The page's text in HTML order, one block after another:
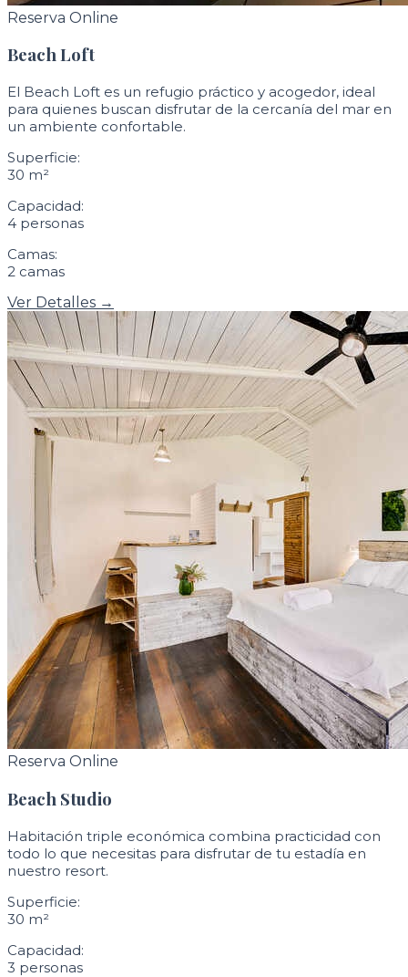
Reserva Online
Beach Loft
El Beach Loft es un refugio práctico y acogedor, ideal
para quienes buscan disfrutar de la cercanía del mar en
un ambiente confortable.
Superficie:
30 m²
Capacidad:
4 personas
Camas:
2 camas
Ver Detalles →
Reserva Online
Beach Studio
Habitación triple económica combina practicidad con
todo lo que necesitas para disfrutar de tu estadía en
nuestro resort.
Superficie:
30 m²
Capacidad:
3 personas